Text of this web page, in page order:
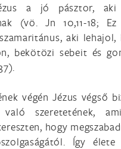
a jó pásztor, aki
(vö. Jn 10,11-18;
aki lehajol,
bekötözi sebeit és
végén Jézus végső
szeretetének,
hogy
Így élete